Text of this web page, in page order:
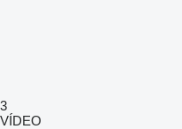
3
VÍDEO